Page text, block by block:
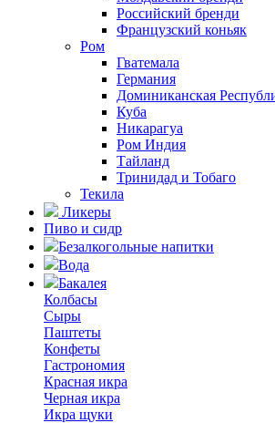
Российский бренди
Французский коньяк
Ром
Гватемала
Германия
Доминиканская
Куба
Никарагуа
Ром Индия
Тайланд
Тринидад и Тобаго
Текила
Ликеры
Пиво и сидр
Безалкогольные напитки
Вода
Бакалея
Колбасы
Сыры
Паштеты
Конфеты
Гастрономия
Красная икра
Черная икра
Икра щуки